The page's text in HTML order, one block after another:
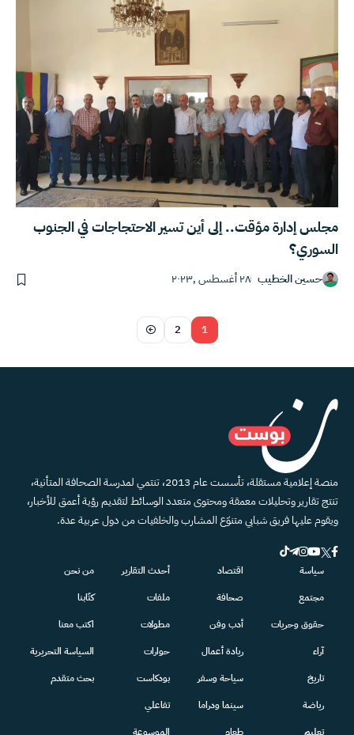
مجلس إدارة مؤقت.. إلى أين تسير الاحتجاجات في الجنوب
السوري؟
حسين الخطيب ٢٨ أغسطس ,٢٠٢٣
1
2
منصة إعلامية مستقلة، تأسست عام 2013، تنتمي لمدرسة الصحافة المتأنية،
تنتج تقارير وتحليلات معمقة ومحتوى متعدد الوسائط لتقديم رؤية أعمق للأخبار،
ويقوم عليها فريق شبابي متنوّع المشارب والخلفيات من دول عربية عدة.
سياسة
مجتمع
حقوق وحريات
آراء
تاريخ
رياضة
تعليم
اقتصاد
صحافة
أدب وفن
ريادة أعمال
سياحة وسفر
سينما ودراما
طعام
أحدث التقارير
ملفات
مطولات
حوارات
بودكاست
تفاعلي
الموسوعة
من نحن
كتّابنا
اكتب معنا
السياسة التحريرية
بحث متقدم